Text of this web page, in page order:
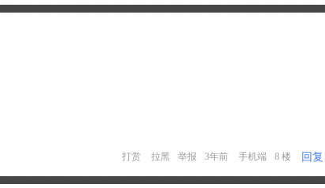
打赏 拉黑 举报 3年前 手机端 8 楼 回复